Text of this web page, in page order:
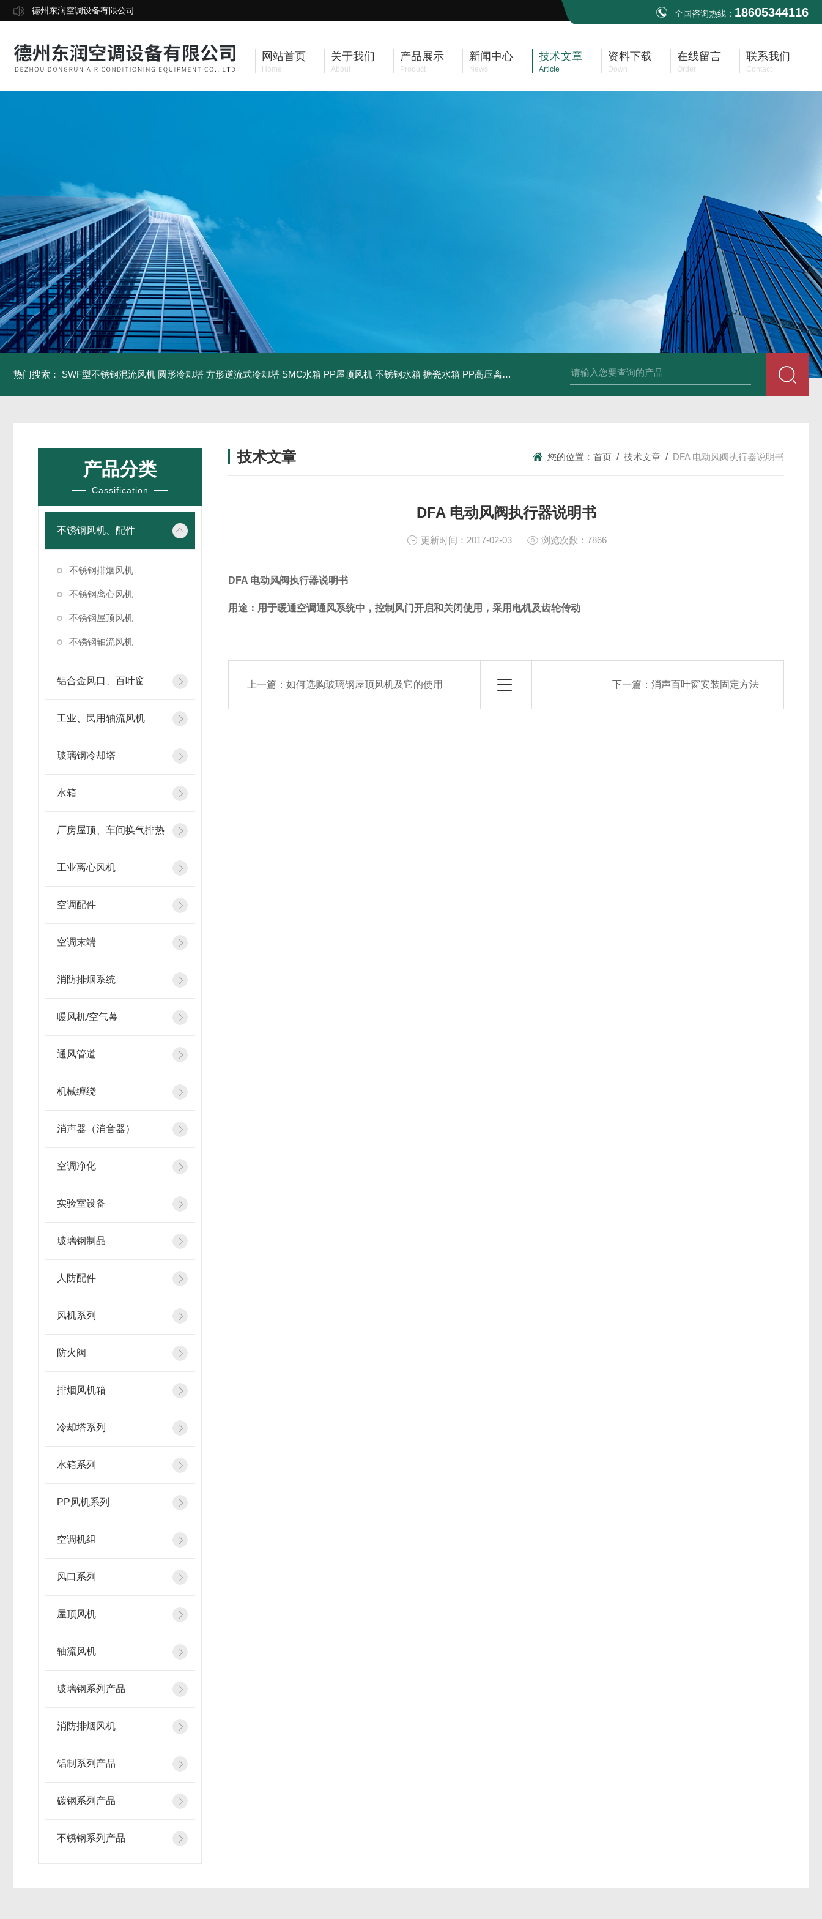
德州东润空调设备有限公司 全国咨询热线： 18605344116
网站首页
Home
关于我们
About
产品展示
Product
新闻中心
News
技术文章
Article
资料下载
Down
在线留言
Order
联系我们
Contact
热门搜索： SWF型不锈钢混流风机 圆形冷却塔 方形逆流式冷却塔 SMC水箱 PP屋顶风机 不锈钢水箱 搪瓷水箱 PP高压离心风机 PP风帽 组合式空调机组 单层百叶
产品分类
Cassification
不锈钢风机、配件
不锈钢排烟风机
不锈钢离心风机
不锈钢屋顶风机
不锈钢轴流风机
铝合金风口、百叶窗
工业、民用轴流风机
玻璃钢冷却塔
水箱
厂房屋顶、车间换气排热
工业离心风机
空调配件
空调末端
消防排烟系统
暖风机/空气幕
通风管道
机械缠绕
消声器（消音器）
空调净化
实验室设备
玻璃钢制品
人防配件
风机系列
防火阀
排烟风机箱
冷却塔系列
水箱系列
PP风机系列
空调机组
风口系列
屋顶风机
轴流风机
玻璃钢系列产品
消防排烟风机
铝制系列产品
碳钢系列产品
不锈钢系列产品
技术文章 您的位置： 首页 / 技术文章 / DFA 电动风阀执行器说明书
DFA 电动风阀执行器说明书
更新时间：2017-02-03 浏览次数：7866
DFA 电动风阀执行器说明书
用途： 用于暖通空调通风系统中，控制风门开启和关闭使用，采用电机及齿轮传动
上一篇：如何选购玻璃钢屋顶风机及它的使用 下一篇： 消声百叶窗安装固定方法